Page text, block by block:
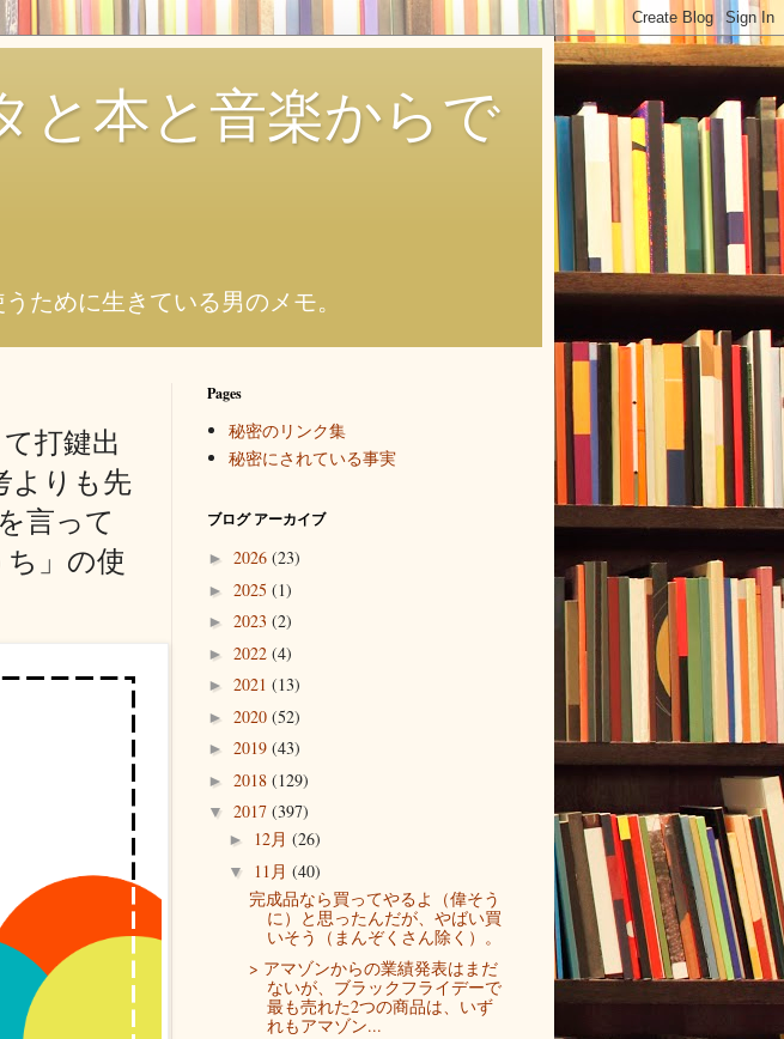
と本と音楽からで
ために生きている男のメモ。
打鍵出
よりも先
言って
」の使
Pages
秘密のリンク集
秘密にされている事実
ブログ アーカイブ
► 2026 (23)
► 2025 (1)
► 2023 (2)
► 2022 (4)
► 2021 (13)
► 2020 (52)
► 2019 (43)
► 2018 (129)
▼ 2017 (397)
► 12月 (26)
▼ 11月 (40)
完成品なら買ってやるよ（偉そう
に）と思ったんだが、やばい買
いそう（まんぞくさん除く）。
> アマゾンからの業績発表はまだ
ないが、ブラックフライデーで
最も売れた2つの商品は、いず
れもアマゾン...